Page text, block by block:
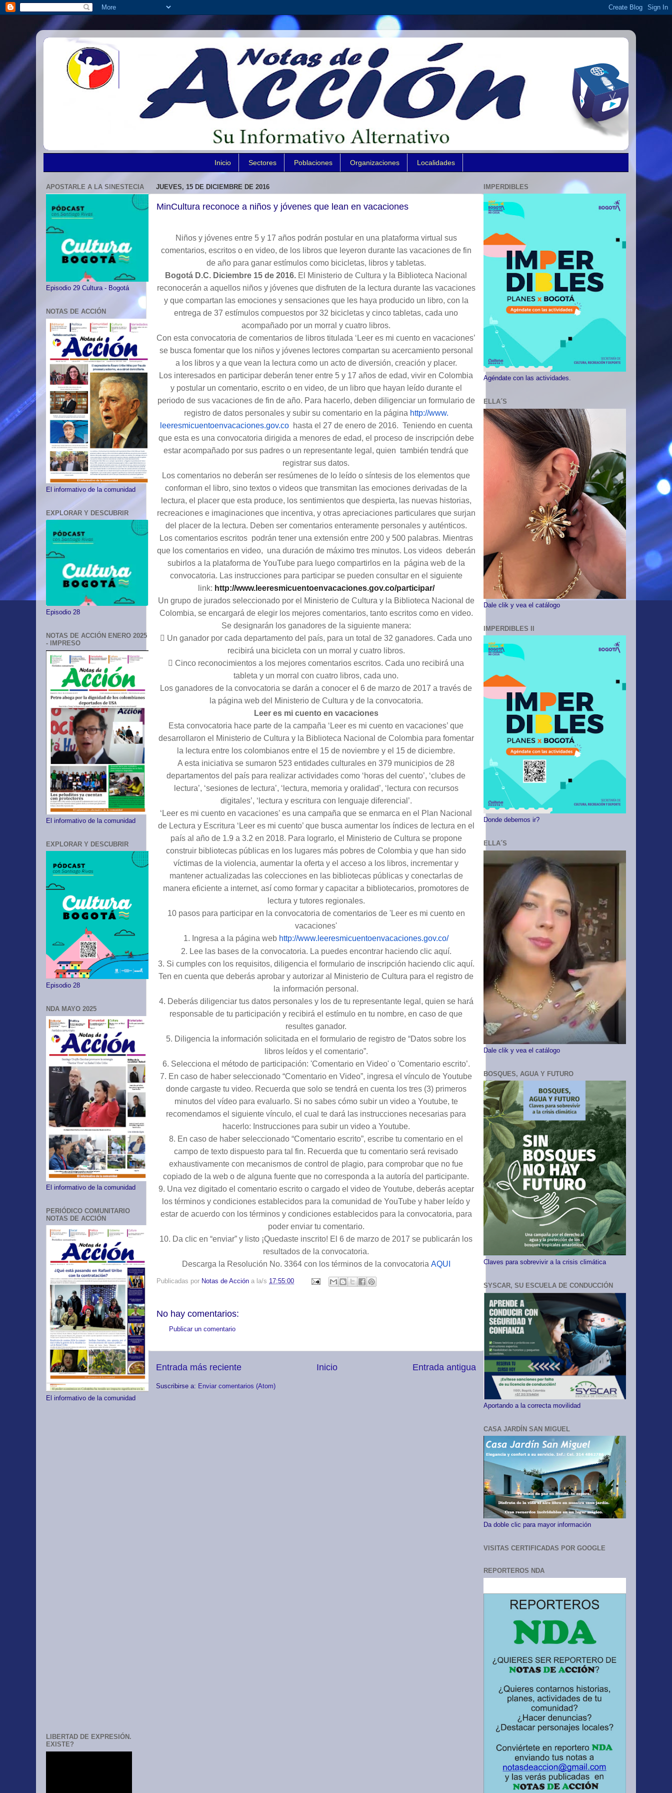
Inicio Sectores Poblaciones Organizaciones Localidades
JUEVES, 15 DE DICIEMBRE DE 2016
MinCultura reconoce a niños y jóvenes que lean en vacaciones
Niños y jóvenes entre 5 y 17 años podrán postular en una plataforma virtual sus
comentarios, escritos o en video, de los libros que leyeron durante las vacaciones de fin
de año para ganar estímulos como bicicletas, libros y tabletas.
Bogotá D.C. Diciembre 15 de 2016. El Ministerio de Cultura y la Biblioteca Nacional
reconocerán a aquellos niños y jóvenes que disfruten de la lectura durante las vacaciones
y que compartan las emociones y sensaciones que les haya producido un libro, con la
entrega de 37 estímulos compuestos por 32 bicicletas y cinco tabletas, cada uno
acompañado por un morral y cuatro libros.
Con esta convocatoria de comentarios de libros titulada ‘Leer es mi cuento en vacaciones’
se busca fomentar que los niños y jóvenes lectores compartan su acercamiento personal
a los libros y a que vean la lectura como un acto de diversión, creación y placer.
Los interesados en participar deberán tener entre 5 y 17 años de edad, vivir en Colombia
y postular un comentario, escrito o en video, de un libro que hayan leído durante el
periodo de sus vacaciones de fin de año. Para hacerlo, deben diligenciar un formulario de
registro de datos personales y subir su comentario en la página http://www.
leeresmicuentoenvacaciones.gov.cohasta el 27 de enero de 2016. Teniendo en cuenta
que esta es una convocatoria dirigida a menores de edad, el proceso de inscripción debe
estar acompañado por sus padres o un representante legal, quien también tendrá que
registrar sus datos.
Los comentarios no deberán ser resúmenes de lo leído o síntesis de los elementos que
conforman el libro, sino textos o videos que transmitan las emociones derivadas de la
lectura, el placer que esta produce, los sentimientos que despierta, las nuevas historias,
recreaciones e imaginaciones que incentiva, y otras apreciaciones particulares que surjan
del placer de la lectura. Deben ser comentarios enteramente personales y auténticos.
Los comentarios escritos podrán tener una extensión entre 200 y 500 palabras. Mientras
que los comentarios en video, una duración de máximo tres minutos. Los videos deberán
subirlos a la plataforma de YouTube para luego compartirlos en la página web de la
convocatoria. Las instrucciones para participar se pueden consultar en el siguiente
link: http://www.leeresmicuentoenvacaciones.gov.co/participar/
Un grupo de jurados seleccionado por el Ministerio de Cultura y la Biblioteca Nacional de
Colombia, se encargará de elegir los mejores comentarios, tanto escritos como en video.
Se designarán los ganadores de la siguiente manera:
 Un ganador por cada departamento del país, para un total de 32 ganadores. Cada uno
recibirá una bicicleta con un morral y cuatro libros.
 Cinco reconocimientos a los mejores comentarios escritos. Cada uno recibirá una
tableta y un morral con cuatro libros, cada uno.
Los ganadores de la convocatoria se darán a conocer el 6 de marzo de 2017 a través de
la página web del Ministerio de Cultura y de la convocatoria.
Leer es mi cuento en vacaciones
Esta convocatoria hace parte de la campaña ‘Leer es mi cuento en vacaciones’ que
desarrollaron el Ministerio de Cultura y la Biblioteca Nacional de Colombia para fomentar
la lectura entre los colombianos entre el 15 de noviembre y el 15 de diciembre.
A esta iniciativa se sumaron 523 entidades culturales en 379 municipios de 28
departamentos del país para realizar actividades como ‘horas del cuento’, ‘clubes de
lectura’, ‘sesiones de lectura’, ‘lectura, memoria y oralidad’, ‘lectura con recursos
digitales’, ‘lectura y escritura con lenguaje diferencial’.
‘Leer es mi cuento en vacaciones’ es una campaña que se enmarca en el Plan Nacional
de Lectura y Escritura ‘Leer es mi cuento’ que busca aumentar los índices de lectura en el
país al año de 1.9 a 3.2 en 2018. Para lograrlo, el Ministerio de Cultura se propone
construir bibliotecas públicas en los lugares más pobres de Colombia y que han sido
víctimas de la violencia, aumentar la oferta y el acceso a los libros, incrementar y
mantener actualizadas las colecciones en las bibliotecas públicas y conectarlas de
manera eficiente a internet, así como formar y capacitar a bibliotecarios, promotores de
lectura y tutores regionales.
10 pasos para participar en la convocatoria de comentarios de 'Leer es mi cuento en
vacaciones'
1. Ingresa a la página web http://www. leeresmicuentoenvacaciones.gov.co/
2. Lee las bases de la convocatoria. La puedes encontrar haciendo clic aquí.
3. Si cumples con los requisitos, diligencia el formulario de inscripción haciendo clic aquí.
Ten en cuenta que deberás aprobar y autorizar al Ministerio de Cultura para el registro de
la información personal.
4. Deberás diligenciar tus datos personales y los de tu representante legal, quien se hará
responsable de tu participación y recibirá el estímulo en tu nombre, en caso de que
resultes ganador.
5. Diligencia la información solicitada en el formulario de registro de “Datos sobre los
libros leídos y el comentario”.
6. Selecciona el método de participación: 'Comentario en Video' o 'Comentario escrito’.
7. En caso de haber seleccionado “Comentario en Video”, ingresa el vínculo de Youtube
donde cargaste tu video. Recuerda que solo se tendrá en cuenta los tres (3) primeros
minutos del vídeo para evaluarlo. Si no sabes cómo subir un video a Youtube, te
recomendamos el siguiente vínculo, el cual te dará las instrucciones necesarias para
hacerlo: Instrucciones para subir un video a Youtube.
8. En caso de haber seleccionado “Comentario escrito”, escribe tu comentario en el
campo de texto dispuesto para tal fin. Recuerda que tu comentario será revisado
exhaustivamente con mecanismos de control de plagio, para comprobar que no fue
copiado de la web o de alguna fuente que no corresponda a la autoría del participante.
9. Una vez digitado el comentario escrito o cargado el video de Youtube, deberás aceptar
los términos y condiciones establecidos para la comunidad de YouTube y haber leído y
estar de acuerdo con los términos y condiciones establecidos para la convocatoria, para
poder enviar tu comentario.
10. Da clic en “enviar” y listo ¡Quedaste inscrito! El 6 de marzo de 2017 se publicarán los
resultados de la convocatoria.
Descarga la Resolución No. 3364 con los términos de la convocatoria AQUI
Publicadas por Notas de Acción a la/s 17:55:00
No hay comentarios:
Publicar un comentario
Entrada más reciente Entrada antigua
Inicio
Suscribirse a: Enviar comentarios (Atom)
APOSTARLE A LA SINESTECIA
Episodio 29 Cultura - Bogotá
NOTAS DE ACCIÓN
El informativo de la comunidad
EXPLORAR Y DESCUBRIR
Episodio 28
NOTAS DE ACCIÓN ENERO 2025
- IMPRESO
El informativo de la comunidad
EXPLORAR Y DESCUBRIR
Episodio 28
NDA MAYO 2025
El informativo de la comunidad
PERIÓDICO COMUNITARIO
NOTAS DE ACCIÓN
El informativo de la comunidad
LIBERTAD DE EXPRESIÓN.
EXISTE?
IMPERDIBLES
Agéndate con las actividades.
ELLA´S
Dale clik y vea el catálogo
IMPERDIBLES II
Donde debemos ir?
ELLA´S
Dale clik y vea el catálogo
BOSQUES, AGUA Y FUTURO
Claves para sobrevivir a la crisis climática
SYSCAR, SU ESCUELA DE CONDUCCIÓN
Aportando a la correcta movilidad
CASA JARDÍN SAN MIGUEL
Da doble clic para mayor información
VISITAS CERTIFICADAS POR GOOGLE
REPORTEROS NDA